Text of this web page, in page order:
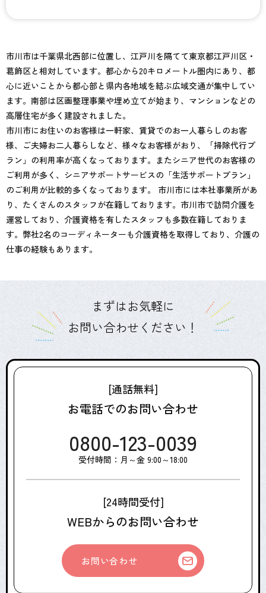
市川市は千葉県北西部に位置し、江戸川を隔てて東京都江戸川区・
葛飾区と相対しています。都心から20キロメートル圏内にあり、都
心に近いことから都心部と県内各地域を結ぶ広域交通が集中してい
ます。南部は区画整理事業や埋め立てが始まり、マンションなどの
高層住宅が多く建設されました。
市川市にお住いのお客様は一軒家、賃貸でのお一人暮らしのお客
様、ご夫婦お二人暮らしなど、様々なお客様がおり、「掃除代行プ
ラン」の利用率が高くなっております。またシニア世代のお客様の
ご利用が多く、シニアサポートサービスの「生活サポートプラン」
のご利用が比較的多くなっております。 市川市には本社事業所があ
り、たくさんのスタッフが在籍しております。市川市で訪問介護を
運営しており、介護資格を有したスタッフも多数在籍しておりま
す。弊社2名のコーディネーターも介護資格を取得しており、介護の
仕事の経験もあります。
まずはお気軽に
お問い合わせください！
[通話無料]
お電話でのお問い合わせ
0800-123-0039
受付時間：月～金 9:00～18:00
[24時間受付]
WEBからのお問い合わせ
お問い合わせ